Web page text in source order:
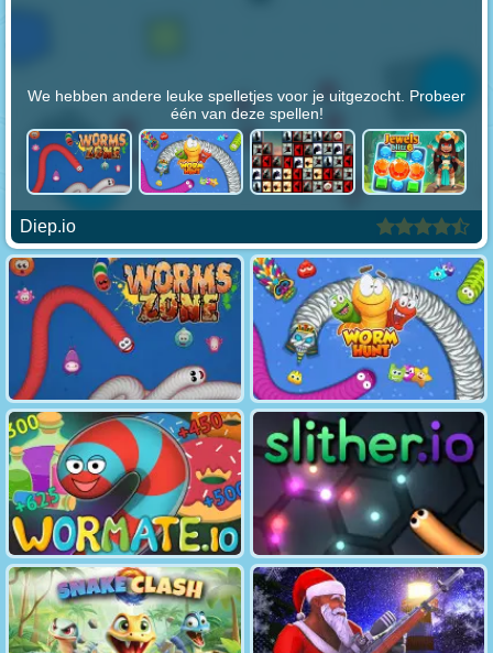
We hebben andere leuke spelletjes voor je uitgezocht. Probeer
één van deze spellen!
Diep.io